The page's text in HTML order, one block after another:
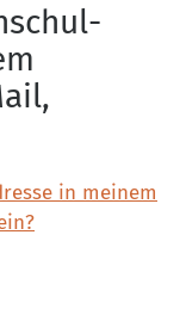
in meinem